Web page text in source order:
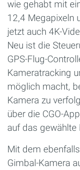
wie gehabt mit
12,4 Megapixeln
jetzt auch 4K-
Neu ist die
GPS-Flug-
Kameratracking
möglich macht,
Kamera zu
über die CGO-
auf das gewählte
Mit dem
Gimbal-Kamera